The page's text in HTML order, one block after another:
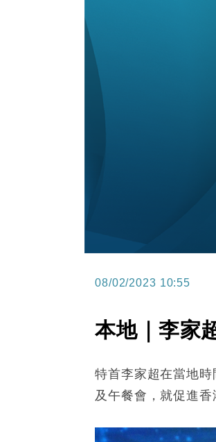
國際｜特朗普
財經｜SA售股
08/02/2023 10:55
本地｜李家
特首李家超在當地
及午餐會，就促進香